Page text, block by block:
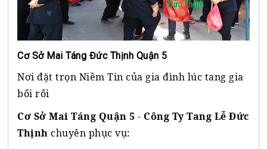
Cơ Sở Mai Táng Đức Thịnh Quận 5
Nơi đặt trọn Niềm Tin của gia đình lúc tang gia
bối rối
Cơ Sở Mai Táng Quận 5 - Công Ty Tang Lễ Đức
Thịnh chuyên phục vụ: